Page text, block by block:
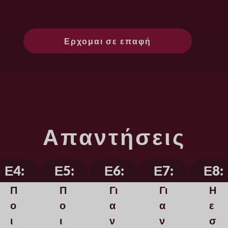
Ερχομαι σε επαφή
Απαντήσεις
Ε4:
Π
ο
ι
Ε5:
Π
ο
ι
Ε6:
Γι
α
ν
Ε7:
Γι
α
ν
Ε8:
Η
ε
σ